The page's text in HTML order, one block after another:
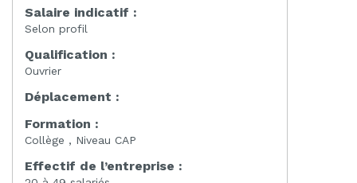
Salaire indicatif :
Selon profil
Qualification :
Ouvrier
Déplacement :
Formation :
Collège , Niveau CAP
Effectif de l’entreprise :